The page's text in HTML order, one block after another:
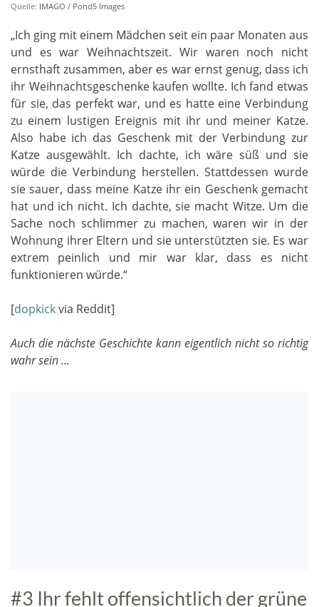
Quelle: IMAGO / Pond5 Images
„Ich ging mit einem Mädchen seit ein paar Monaten aus
und es war Weihnachtszeit. Wir waren noch nicht
ernsthaft zusammen, aber es war ernst genug, dass ich
ihr Weihnachtsgeschenke kaufen wollte. Ich fand etwas
für sie, das perfekt war, und es hatte eine Verbindung
zu einem lustigen Ereignis mit ihr und meiner Katze.
Also habe ich das Geschenk mit der Verbindung zur
Katze ausgewählt. Ich dachte, ich wäre süß und sie
würde die Verbindung herstellen. Stattdessen wurde
sie sauer, dass meine Katze ihr ein Geschenk gemacht
hat und ich nicht. Ich dachte, sie macht Witze. Um die
Sache noch schlimmer zu machen, waren wir in der
Wohnung ihrer Eltern und sie unterstützten sie. Es war
extrem peinlich und mir war klar, dass es nicht
funktionieren würde.“
[dopkickvia Reddit]
Auch die nächste Geschichte kann eigentlich nicht so richtig
wahr sein ...
#3 Ihr fehlt offensichtlich der grüne